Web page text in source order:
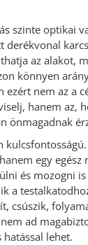
szinte optikai
derékvonal
az alakot,
könnyen
ezért nem az a
hanem az,
önmagadnak
egy egész
és mozogni
a
csúszik,
ad
hatással lehet.